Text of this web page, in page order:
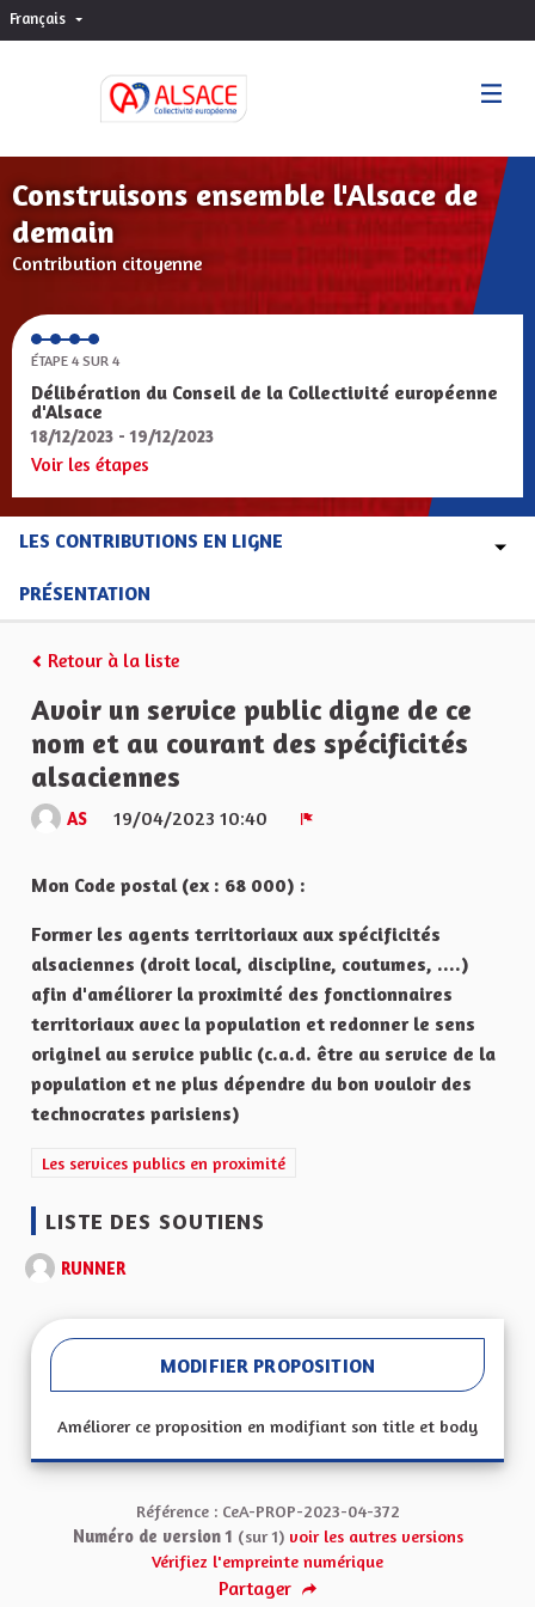
Français Choisir la langue
Construisons ensemble l'Alsace de
demain
Contribution citoyenne
ÉTAPE 4 SUR 4
Délibération du Conseil de la Collectivité européenne
d'Alsace
18/12/2023 - 19/12/2023
Voir les étapes
LES CONTRIBUTIONS EN LIGNE
PRÉSENTATION
Retour à la liste
Avoir un service public digne de ce
nom et au courant des spécificités
alsaciennes
AS
19/04/2023 10:40
Mon Code postal (ex : 68 000) :
Former les agents territoriaux aux spécificités
alsaciennes (droit local, discipline, coutumes, ....)
afin d'améliorer la proximité des fonctionnaires
territoriaux avec la population et redonner le sens
originel au service public (c.a.d. être au service de la
population et ne plus dépendre du bon vouloir des
technocrates parisiens)
Filtrer les résultats de la catégorie : Les services publics en
Les services publics en proximité
LISTE DES SOUTIENS
RUNNER
MODIFIER PROPOSITION
Améliorer ce proposition en modifiant son title et body
Référence : CeA-PROP-2023-04-372
Numéro de version 1 (sur 1) voir les autres versions
Vérifiez l'empreinte numérique
Partager